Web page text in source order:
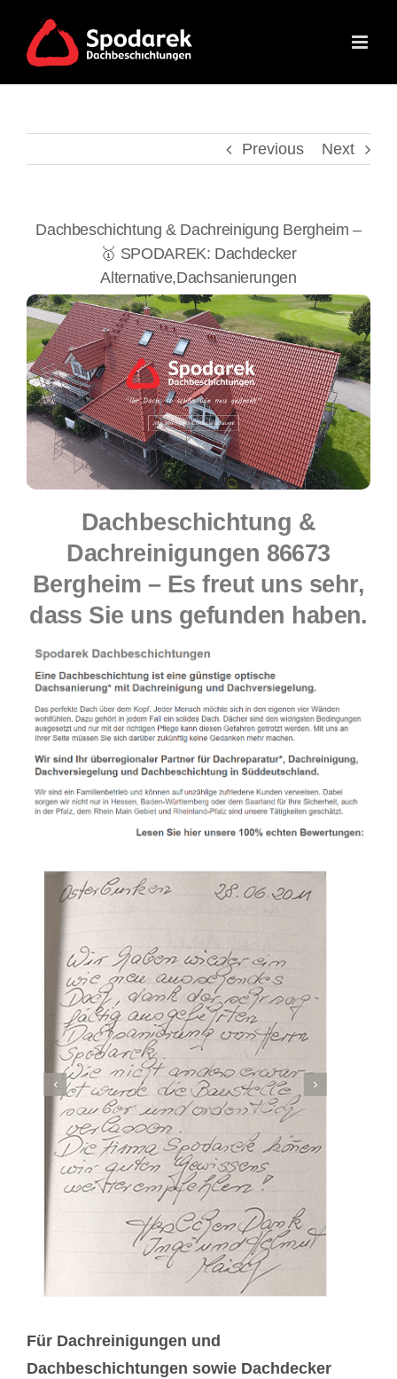
content
Previous Next
Dachbeschichtung & Dachreinigung Bergheim –
🥇 SPODAREK: Dachdecker
Alternative,Dachsanierungen
Dachbeschichtung &
Dachreinigungen 86673
Bergheim – Es freut uns sehr,
dass Sie uns gefunden haben.
Für Dachreinigungen und
Dachbeschichtungen sowie Dachdecker